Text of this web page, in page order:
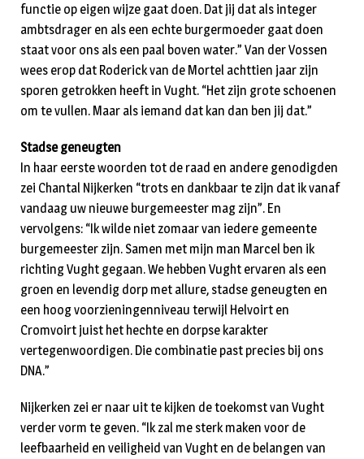
functie op eigen wijze gaat doen. Dat jij dat als integer
ambtsdrager en als een echte burgermoeder gaat doen
staat voor ons als een paal boven water.” Van der Vossen
wees erop dat Roderick van de Mortel achttien jaar zijn
sporen getrokken heeft in Vught. “Het zijn grote schoenen
om te vullen. Maar als iemand dat kan dan ben jij dat.”
Stadse geneugten
In haar eerste woorden tot de raad en andere genodigden
zei Chantal Nijkerken “trots en dankbaar te zijn dat ik vanaf
vandaag uw nieuwe burgemeester mag zijn”. En
vervolgens: “Ik wilde niet zomaar van iedere gemeente
burgemeester zijn. Samen met mijn man Marcel ben ik
richting Vught gegaan. We hebben Vught ervaren als een
groen en levendig dorp met allure, stadse geneugten en
een hoog voorzieningenniveau terwijl Helvoirt en
Cromvoirt juist het hechte en dorpse karakter
vertegenwoordigen. Die combinatie past precies bij ons
DNA.”
Nijkerken zei er naar uit te kijken de toekomst van Vught
verder vorm te geven. “Ik zal me sterk maken voor de
leefbaarheid en veiligheid van Vught en de belangen van